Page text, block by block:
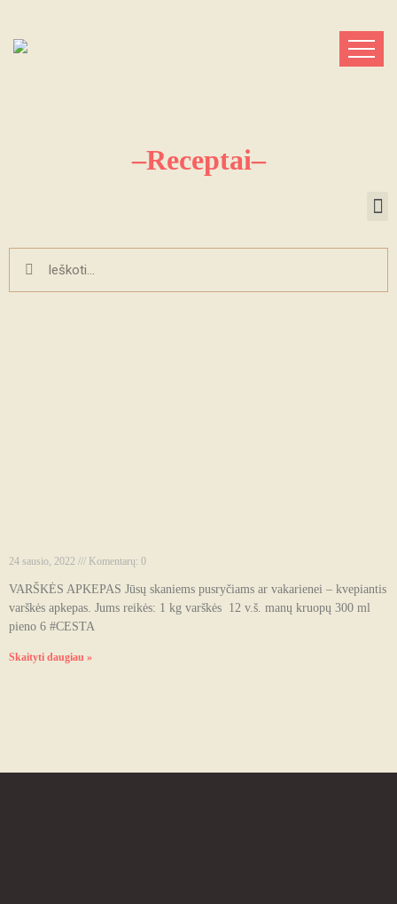
–Receptai–
24 sausio, 2022 Komentarų: 0
VARŠKĖS APKEPAS Jūsų skaniems pusryčiams ar vakarienei – kvepiantis
varškės apkepas. Jums reikės: 1 kg varškės 12 v.š. manų kruopų 300 ml
pieno 6 #CESTA
Skaityti daugiau »